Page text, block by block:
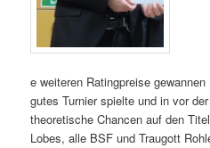
e weiteren Ratingpreise
gutes Turnier spielte und in vor
theoretische Chancen auf den
Lobes, alle BSF und Traugott